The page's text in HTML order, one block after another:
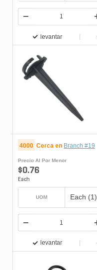
levantar
4000 Cerca en Branch #19
Precio Al Por Menor
$0.76
Each
UOM Each (1)
levantar